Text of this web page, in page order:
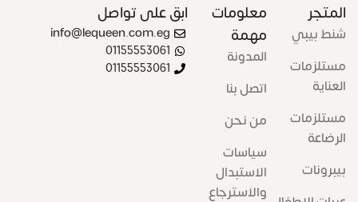
المتجر
شنط بيبي
مستلزمات
العناية
مستلزمات
الرضاعة
بيبرونات
معلومات
مهمة
المدونة
اتصل بنا
من نحن
سياسات
الاستبدال
والاسترجاع
ابق على تواصل
info@lequeen.com.eg
01155553061
01155553061